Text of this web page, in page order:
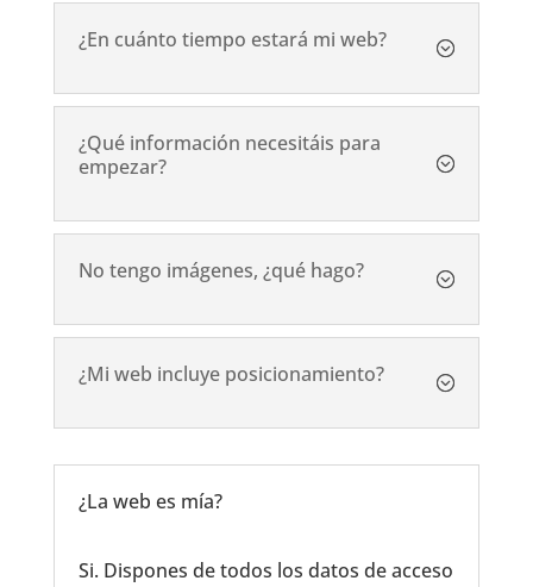
¿En cuánto tiempo estará mi web?
¿Qué información necesitáis para
empezar?
No tengo imágenes, ¿qué hago?
¿Mi web incluye posicionamiento?
¿La web es mía?
Si. Dispones de todos los datos de acceso